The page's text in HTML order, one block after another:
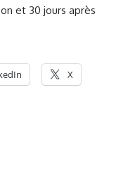
et 30 jours après
X